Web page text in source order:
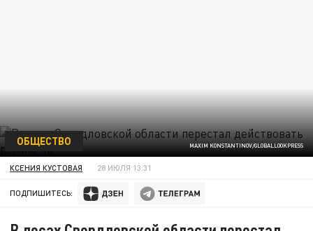
MAXIM KONSTANTINOV/GLOBALLOOKPRESS
ОБЩЕСТВО
КСЕНИЯ КУСТОВАЯ 28 ИЮЛЯ 13:31
ПОДПИШИТЕСЬ: